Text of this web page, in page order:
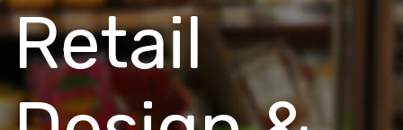
Retail